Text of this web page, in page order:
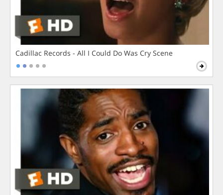
Cadillac Records - All I Could Do Was Cry Scene